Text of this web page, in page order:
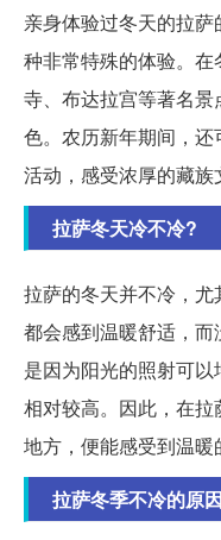
亲身体验过冬天的拉
种非常特殊的体验。
寺、布达拉宫等著名
色。农历新年期间，
活动，感受浓厚的藏族
拉萨冬天冷不冷?
拉萨的冬天并不冷，
都会感到温暖舒适，
是因为阳光的照射可
相对较高。因此，在
地方，便能感受到温暖
拉萨冬季不冷的原